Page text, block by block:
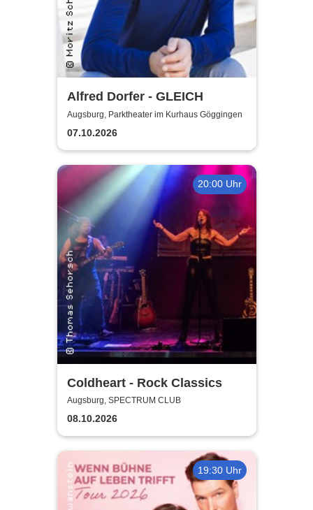
Alfred Dorfer - GLEICH
Augsburg, Parktheater im Kurhaus Göggingen
07.10.2026
20:00 Uhr
Coldheart - Rock Classics
Augsburg, SPECTRUM CLUB
08.10.2026
19:30 Uhr